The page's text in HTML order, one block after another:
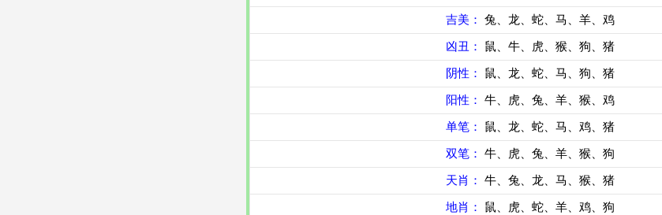
吉美： 兔、龙、蛇、马、羊、鸡
凶丑： 鼠、牛、虎、猴、狗、猪
阴性： 鼠、龙、蛇、马、狗、猪
阳性： 牛、虎、兔、羊、猴、鸡
单笔： 鼠、龙、蛇、马、鸡、猪
双笔： 牛、虎、兔、羊、猴、狗
天肖： 牛、兔、龙、马、猴、猪
地肖： 鼠、虎、蛇、羊、鸡、狗